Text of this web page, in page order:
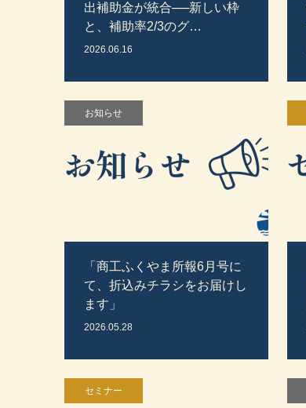
出補助金が統合──新しい枠
と、補助率2/3のグ…
2026.06.16
お知らせ
「商工ふくやま所報6月号に
て、折込みチラシをお届けし
ます」
2026.05.28
セミナー